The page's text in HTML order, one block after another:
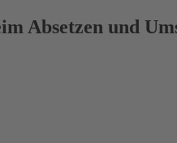
Absetzen und